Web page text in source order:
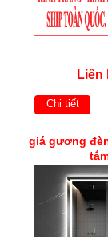
Liên
Chi tiết
giá gương